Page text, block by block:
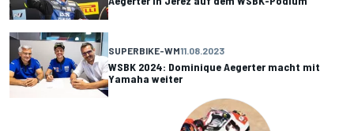
SUPERBIKE-WM11.08.2023
WSBK 2024: Dominique Aegerter macht mit
Yamaha weiter